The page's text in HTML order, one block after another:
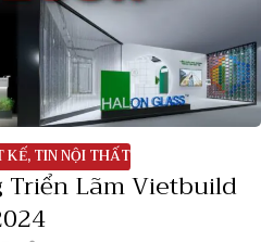
KẾ,TIN NỘI THẤT
Triển Lãm Vietbuild